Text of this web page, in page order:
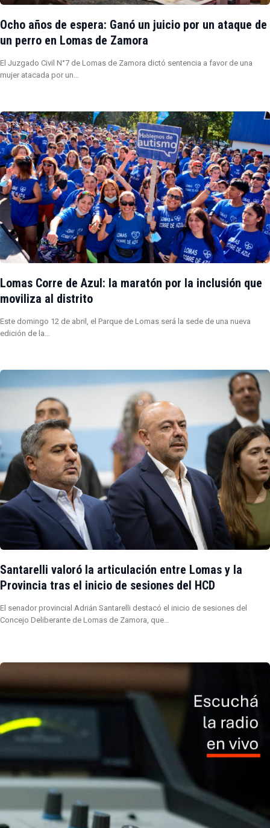
Ocho años de espera: Ganó un juicio por un ataque de
un perro en Lomas de Zamora
El Juzgado Civil N°7 de Lomas de Zamora dictó sentencia a favor de una
mujer atacada por un…
Lomas Corre de Azul: la maratón por la inclusión que
moviliza al distrito
Este domingo 12 de abril, el Parque de Lomas será la sede de una nueva
edición de la…
Santarelli valoró la articulación entre Lomas y la
Provincia tras el inicio de sesiones del HCD
El senador provincial Adrián Santarelli destacó el inicio de sesiones del
Concejo Deliberante de Lomas de Zamora, que…